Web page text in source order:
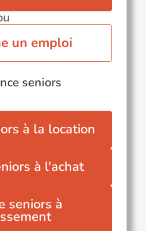
un emploi
seniors
à la location
à l'achat
seniors à